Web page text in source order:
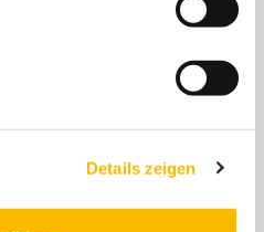
Details zeigen